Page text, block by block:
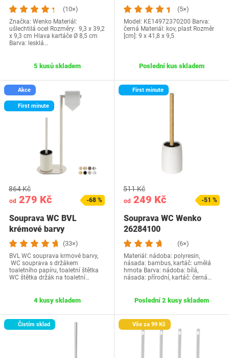
(10×)
Značka: Wenko Materiál:
ušlechtilá ocel Rozměry: 9,3 x 39,2
x 9,3 cm Hlava kartáče Ø 8,5 cm
Barva: lesklá…
5 kusů skladem
černá
(5×)
Model: KE14972370200 Barva:
černá Materiál: kov, plast Rozměr
[cm]: 9 x 41,8 x 9,5
Poslední kus skladem
Akce
First minute
od 279 Kč
864 Kč
-68 %
Souprava WC BVL
krémové barvy
(33×)
BVL WC souprava krmové barvy,
WC souprava s držákem
toaletního papíru, toaletní štětka
WC štětka držák na toaletní…
4 kusy skladem
First minute
od 249 Kč
511 Kč
-51 %
Souprava WC Wenko
26284100
(6×)
Materiál: nádoba: polyresin,
násada: bambus, kartáč: umělá
hmota Barva: nádoba: bílá,
násada: přírodní, kartáč: černá…
Poslední 2 kusy skladem
Čistím sklad Vše za 99 Kč